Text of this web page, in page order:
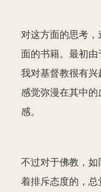
对这方面的思考
面的书籍。最初由
我对基督教很有
感觉弥漫在其中
感。
不过对于佛教，
着排斥态度的，总